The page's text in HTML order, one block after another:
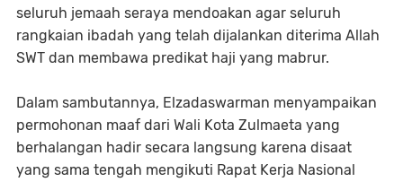
seluruh jemaah seraya mendoakan agar seluruh
rangkaian ibadah yang telah dijalankan diterima Allah
SWT dan membawa predikat haji yang mabrur.
Dalam sambutannya, Elzadaswarman menyampaikan
permohonan maaf dari Wali Kota Zulmaeta yang
berhalangan hadir secara langsung karena disaat
yang sama tengah mengikuti Rapat Kerja Nasional